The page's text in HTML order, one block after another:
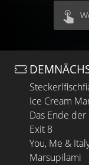
Ice Cream
Das Ende der
Exit 8
You, Me &
Marsupilami